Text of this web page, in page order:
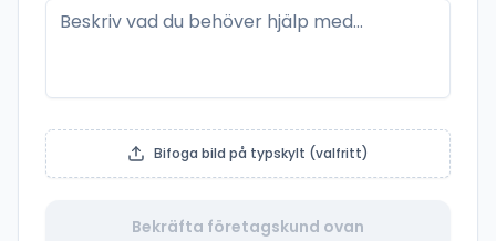
Bifoga bild på typskylt (valfritt)
Bekräfta företagskund ovan